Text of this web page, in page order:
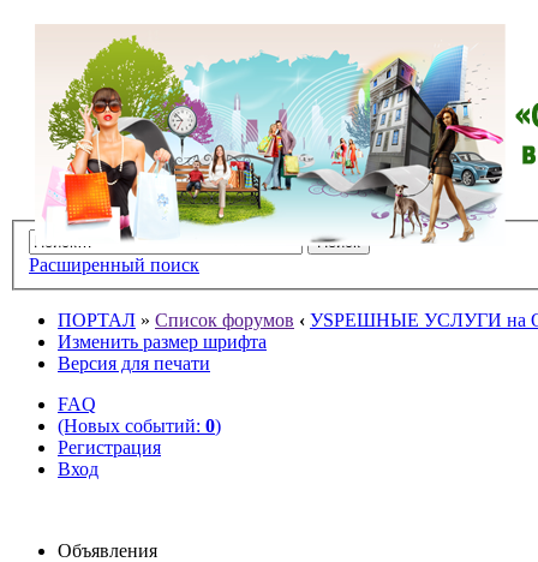
Расширенный поиск
ПОРТАЛ » Список форумов ‹ УSPЕШНЫЕ УСЛУГИ на
Изменить размер шрифта
Версия для печати
FAQ
(Новых событий: 0)
Регистрация
Вход
Объявления